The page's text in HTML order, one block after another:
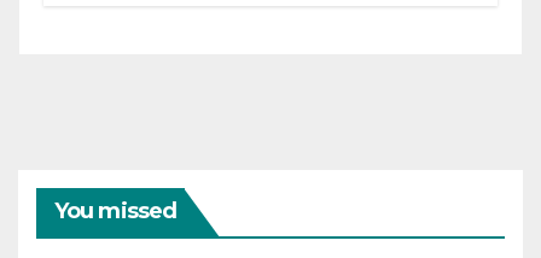
You missed